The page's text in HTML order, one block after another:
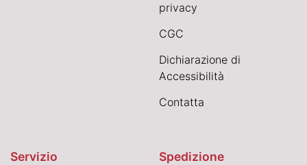
privacy
CGC
Dichiarazione di
Accessibilità
Contatta
Servizio Spedizione